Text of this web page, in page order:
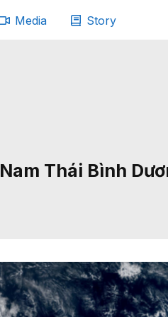
Media Story
Thái Bình